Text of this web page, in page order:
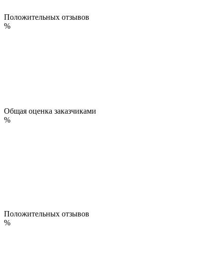
Положительных отзывов
%
Общая оценка заказчиками
%
Положительных отзывов
%